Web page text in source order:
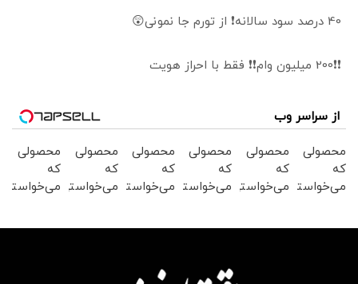
40 درصد سود سالانه❗ از تورم جا نمونی😲
❗❗200 میلیون وام❗❗ فقط با احراز هویت
از سراسر وب
محصولی
که
می‌خواستی
محصولی
که
می‌خواستی
محصولی
که
می‌خواستی
بخر !
محصولی
که
می‌خواستی
بخر !
محصولی
که
می‌خواستی
محصولی
که
می‌خواستی